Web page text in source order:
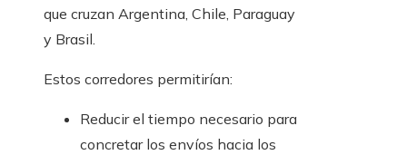
que cruzan Argentina, Chile, Paraguay
y Brasil.
Estos corredores permitirían:
Reducir el tiempo necesario para
concretar los envíos hacia los